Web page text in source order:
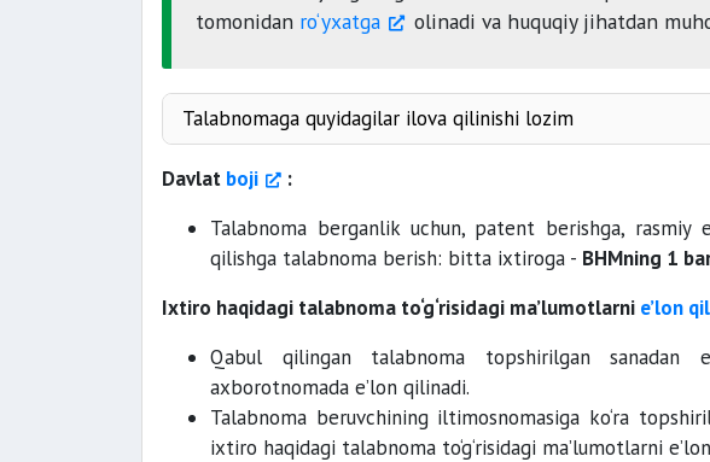
tomonidan ro‘yxatga olinadi va huquqiy jihatdan
Talabnomaga quyidagilar ilova qilinishi lozim
Davlat boji
:
Talabnoma berganlik uchun, patent berishga, rasmiy
qilishga talabnoma berish: bitta ixtiroga - BHMning 1
Ixtiro haqidagi talabnoma to‘g‘risidagi ma’lumotlarni e’lon
Qabul qilingan talabnoma topshirilgan sanadan
axborotnomada e’lon qilinadi.
Talabnoma beruvchining iltimosnomasiga ko‘ra
ixtiro haqidagi talabnoma to‘g‘risidagi ma’lumotlarni